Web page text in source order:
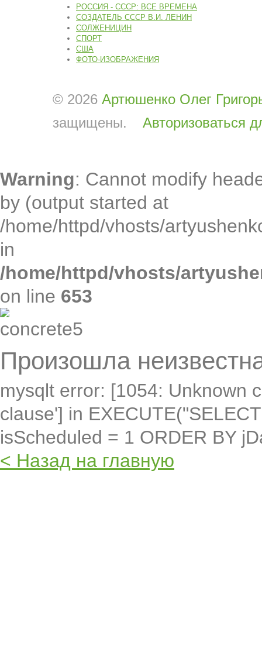
РОССИЯ - СССР: ВСЕ ВРЕМЕНА
СОЗДАТЕЛЬ СССР В.И. ЛЕНИН
СОЛЖЕНИЦИН
СПОРТ
США
ФОТО-ИЗОБРАЖЕНИЯ
© 2026 Артюшенко Олег
защищены.
Авторизоваться
Warning: Cannot modify
by (output started at
/home/httpd/vhosts/
in
/home/httpd/vhosts/
on line 653
Произошла
mysqlt error: [1054: Unknown
clause'] in
isScheduled = 1 ORDER BY
< Назад на главную